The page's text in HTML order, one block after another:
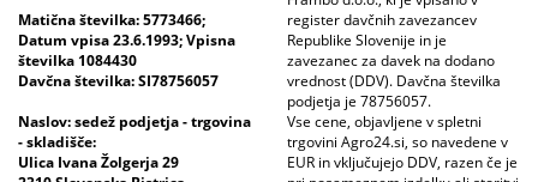
Matična številka: 5773466;
Datum vpisa 23.6.1993; Vpisna
številka 1084430
Davčna številka: SI78756057
Naslov: sedež podjetja - trgovina
- skladišče:
Ulica Ivana Žolgerja 29
register davčnih zavezancev
Republike Slovenije in je
zavezanec za davek na dodano
vrednost (DDV). Davčna številka
podjetja je 78756057.
Vse cene, objavljene v spletni
trgovini Agro24.si, so navedene v
EUR in vključujejo DDV, razen če je